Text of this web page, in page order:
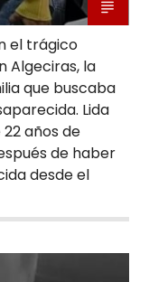
el trágico
Algeciras, la
que buscaba
Lida
años de
de haber
desde el